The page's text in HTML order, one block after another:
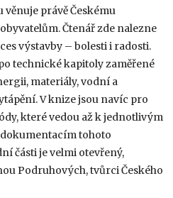
právě Českému
Čtenář zde nalezne
výstavby – bolesti i radosti.
technické kapitoly zaměřené
materiály, vodní a
V knize jsou navíc pro
které vedou až k jednotlivým
tohoto
části je velmi otevřený,
Podruhových, tvůrci Českého